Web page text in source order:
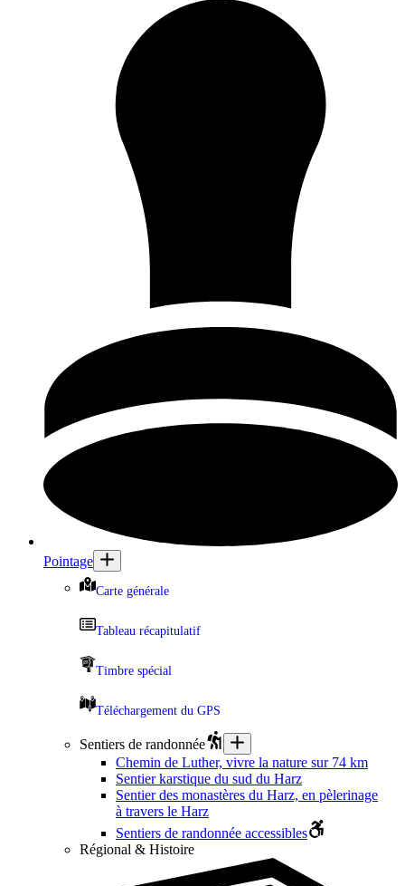
Pointage
Carte générale
Tableau récapitulatif
Timbre spécial
Téléchargement du GPS
Sentiers de randonnée
Chemin de Luther, vivre la nature sur 74 km
Sentier karstique du sud du Harz
Sentier des monastères du Harz, en pèlerinage
à travers le Harz
Sentiers de randonnée accessibles
Régional & Histoire